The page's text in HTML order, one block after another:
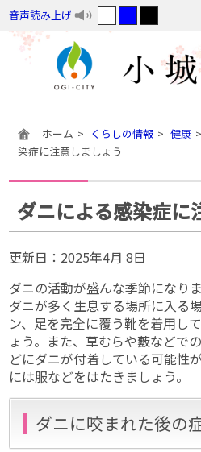
音声読み上げ
ホーム くらしの情報 健康
染症に注意しましょう
ダニによる感染症に
更新日： 2025年4月 8日
ダニの活動が盛んな季節になり
ダニが多く生息する場所に入る
ン、足を完全に覆う靴を着用し
ょう。また、草むらや藪などで
どにダニが付着している可能性
には服などをはたきましょう。
ダニに咬まれた後の